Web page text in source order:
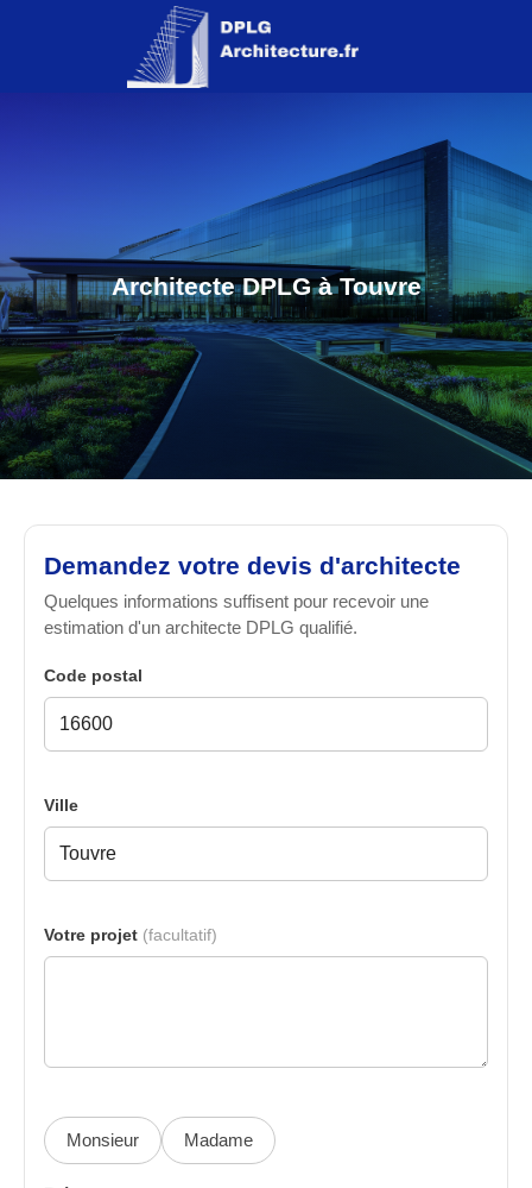
Architecte DPLG à Touvre
Demandez votre devis d'architecte
Quelques informations suffisent pour recevoir une
estimation d'un architecte DPLG qualifié.
Code postal
Ville
Votre projet (facultatif)
Monsieur Madame